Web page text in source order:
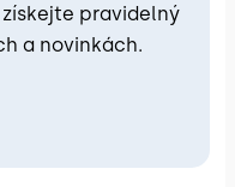
pravidelný
a novinkách.